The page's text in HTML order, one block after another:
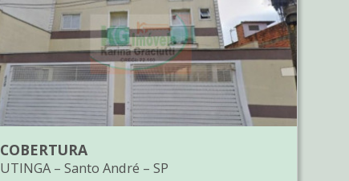
COBERTURA
UTINGA –Santo André –SP